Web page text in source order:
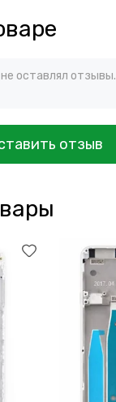
оставлял
отзыв